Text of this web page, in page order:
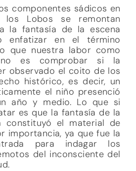
componentes sádicos en
Lobos se remontan
la fantasía de la escena
enfatizar en el término
que nuestra labor como
no es comprobar si la
observado el coito de los
histórico, es decir, un
el niño presenció
año y medio. Lo que si
es que la fantasía de la
constituyó el material de
importancia, ya que fue la
para indagar los
del inconsciente del